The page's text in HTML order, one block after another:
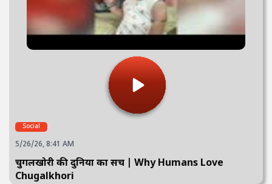
Social
5/26/26, 8:41 AM
चुगलखोरी की दुनिया का सच | Why Humans Love
Chugalkhori